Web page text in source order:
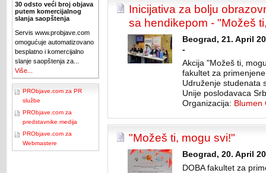
Inicijativa za bolju
sa hendikepom - "Možeš
Beograd, 21. April
-
Akcija "Možeš ti,
fakultet za
Udruženje studenata
Unije poslodavaca
Organizacija: Blumen
"Možeš ti, mogu svi!"
Beograd, 20. April
DOBA fakultet za
30 odsto veći broj objava
putem komercijalnog
slanja saopštenja
Servis www.probjave.com
omogućuje automatizovano
besplatno i komercijalno
slanje saopštenja za...
Više...
PRObjave.com za PR
službe
PRObjave.com za
predstavnike medija
PRObjave.com za
Webmastere